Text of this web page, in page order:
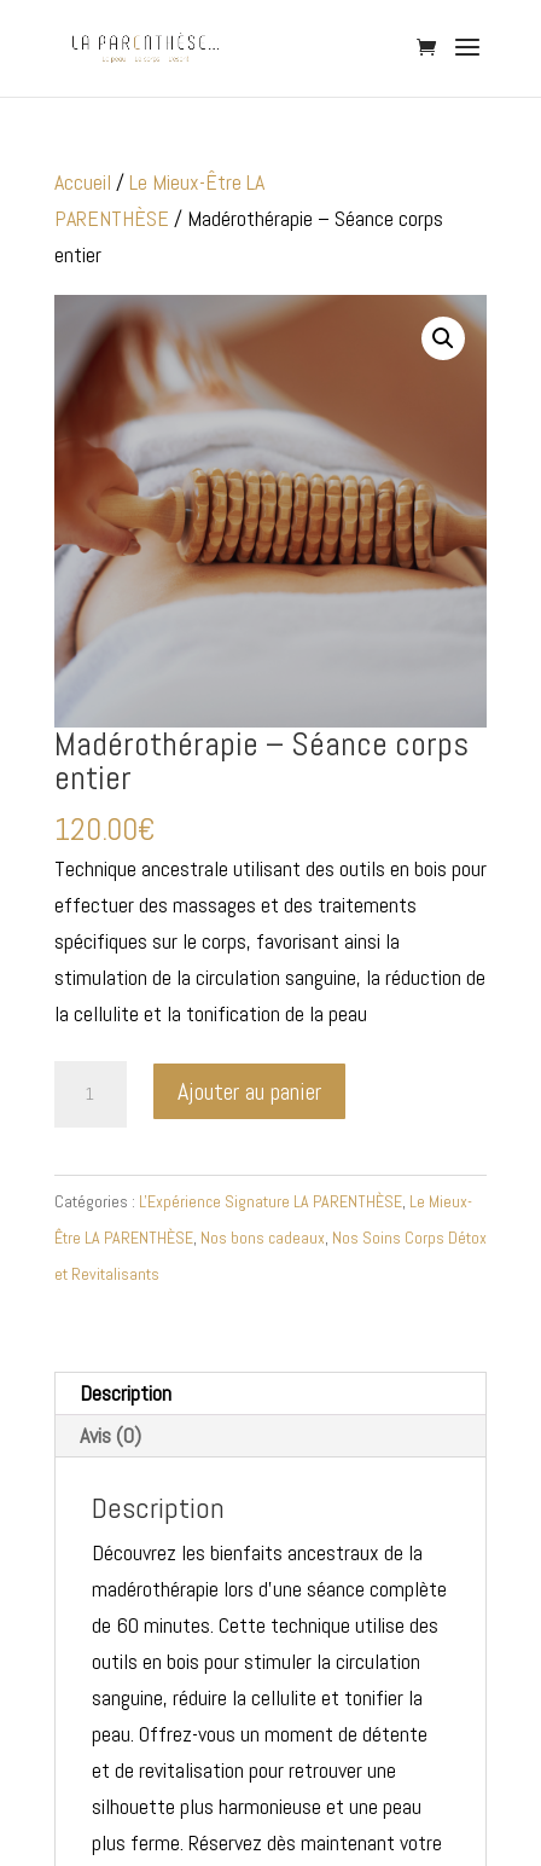
Accueil / Le Mieux-Être LA
PARENTHÈSE / Madérothérapie – Séance corps
entier
Madérothérapie – Séance corps
entier
120.00€
Technique ancestrale utilisant des outils en bois pour
effectuer des massages et des traitements
spécifiques sur le corps, favorisant ainsi la
stimulation de la circulation sanguine, la réduction de
la cellulite et la tonification de la peau
Séance
Ajouter au panier
Catégories : L'Expérience Signature LA PARENTHÈSE, Le Mieux-
Être LA PARENTHÈSE, Nos bons cadeaux, Nos Soins Corps Détox
et Revitalisants
Description
Avis (0)
Description
Découvrez les bienfaits ancestraux de la
madérothérapie lors d’une séance complète
de 60 minutes. Cette technique utilise des
outils en bois pour stimuler la circulation
sanguine, réduire la cellulite et tonifier la
peau. Offrez-vous un moment de détente
et de revitalisation pour retrouver une
silhouette plus harmonieuse et une peau
plus ferme. Réservez dès maintenant votre